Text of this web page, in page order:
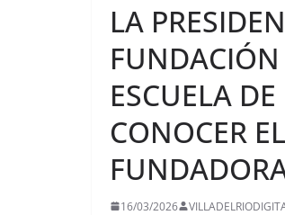
LA
ESCUELA
CONOCER
16/03/2026